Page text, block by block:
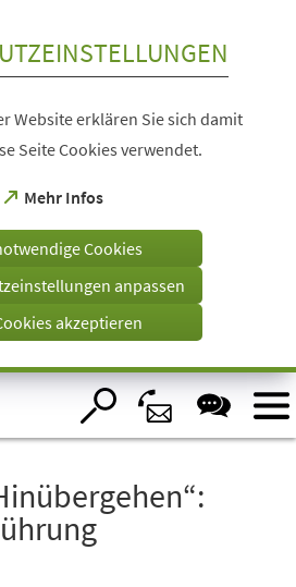
Website erklären Sie sich damit
Seite Cookies verwendet.
Mehr Infos
(Öffnet
einem
Tab)
Cookies
anpassen
akzeptieren